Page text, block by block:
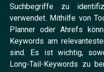
Suchbegriffe zu
verwendet. Mithilfe von
Planner oder Ahrefs
Keywords am
sind. Es ist wichtig,
Long-Tail-Keywords zu